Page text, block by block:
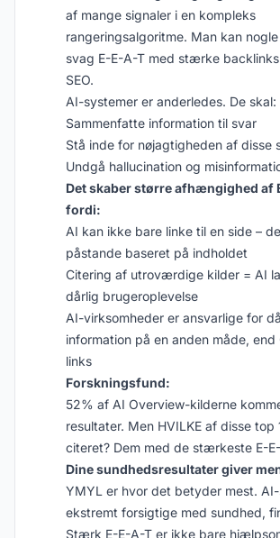
af mange signaler i en kompleks
rangeringsalgoritme. Man kan
svag E-E-A-T med stærke
SEO.
AI-systemer er anderledes. De skal:
Sammenfatte information til svar
Stå inde for nøjagtigheden af disse
Undgå hallucination og
Det skaber større afhængighed af
fordi:
AI kan ikke bare linke til en side –
påstande baseret på indholdet
Citering af utroværdige kilder = AI
dårlig brugeroplevelse
AI-virksomheder er ansvarlige for
information på en anden måde, end
links
Forskningsfund:
52% af AI Overview-kilderne
resultater. Men HVILKE af disse top
citeret? Dem med de stærkeste E-
Dine sundhedsresultater giver
YMYL er hvor det betyder mest.
ekstremt forsigtige med sundhed,
Stærk E-E-A-T er ikke bare